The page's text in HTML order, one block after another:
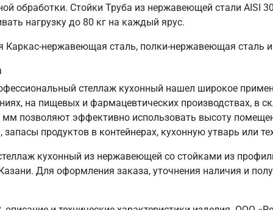
обработки. Стойки Труба из нержавеющей стали AISI
нагрузку до 80 кг на каждый ярус.
Каркас-нержавеющая сталь, полки-нержавеющая сталь
стеллаж кухонный нашел широкое
на пищевых и фармацевтических производствах, в
позволяют эффективно использовать высоту
продуктов в контейнерах, кухонную утварь или
кухонный из нержавеющей со стойками из
Для оформления заказа, уточнения наличия и